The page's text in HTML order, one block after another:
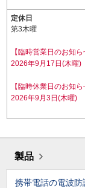
定休日
第3木曜
【臨時営業日のお知ら
2026年9月17日(木曜)
【臨時休業日のお知ら
2026年9月3日(木曜)
製品
携帯電話の電波